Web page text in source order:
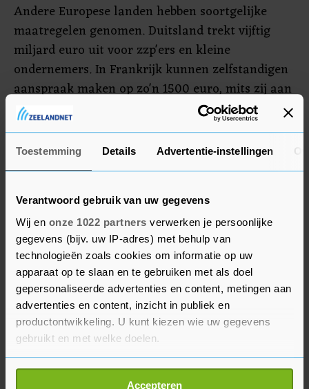
Toestemming Details Advertentie-instellingen
Verantwoord gebruik van uw gegevens
Wij en onze 1022 partners verwerken je persoonlijke
gegevens (bijv. uw IP-adres) met behulp van
technologieën zoals cookies om informatie op uw
apparaat op te slaan en te gebruiken met als doel
gepersonaliseerde advertenties en content, metingen aan
advertenties en content, inzicht in publiek en
productontwikkeling. U kunt kiezen wie uw gegevens
gebruikt en met welke doelen.
Als u het toestaat, willen we ook graag:
Accepteren
Andere Europese landen hebben soortgelijke
maatregelen genomen. Duitsland trekt vijftig
miljard euro uit voor zzp'ers en kleine
ondernemers. In Frankrijk kunnen zelfstandigen
aanspraak maken op zo'n 1500 euro, mits zij aan
bepaalde voorwaarden voldoen. Ook Nederlandse
zzp'ers kunnen tot 1500 euro netto per maand
aan ondersteuning krijgen.